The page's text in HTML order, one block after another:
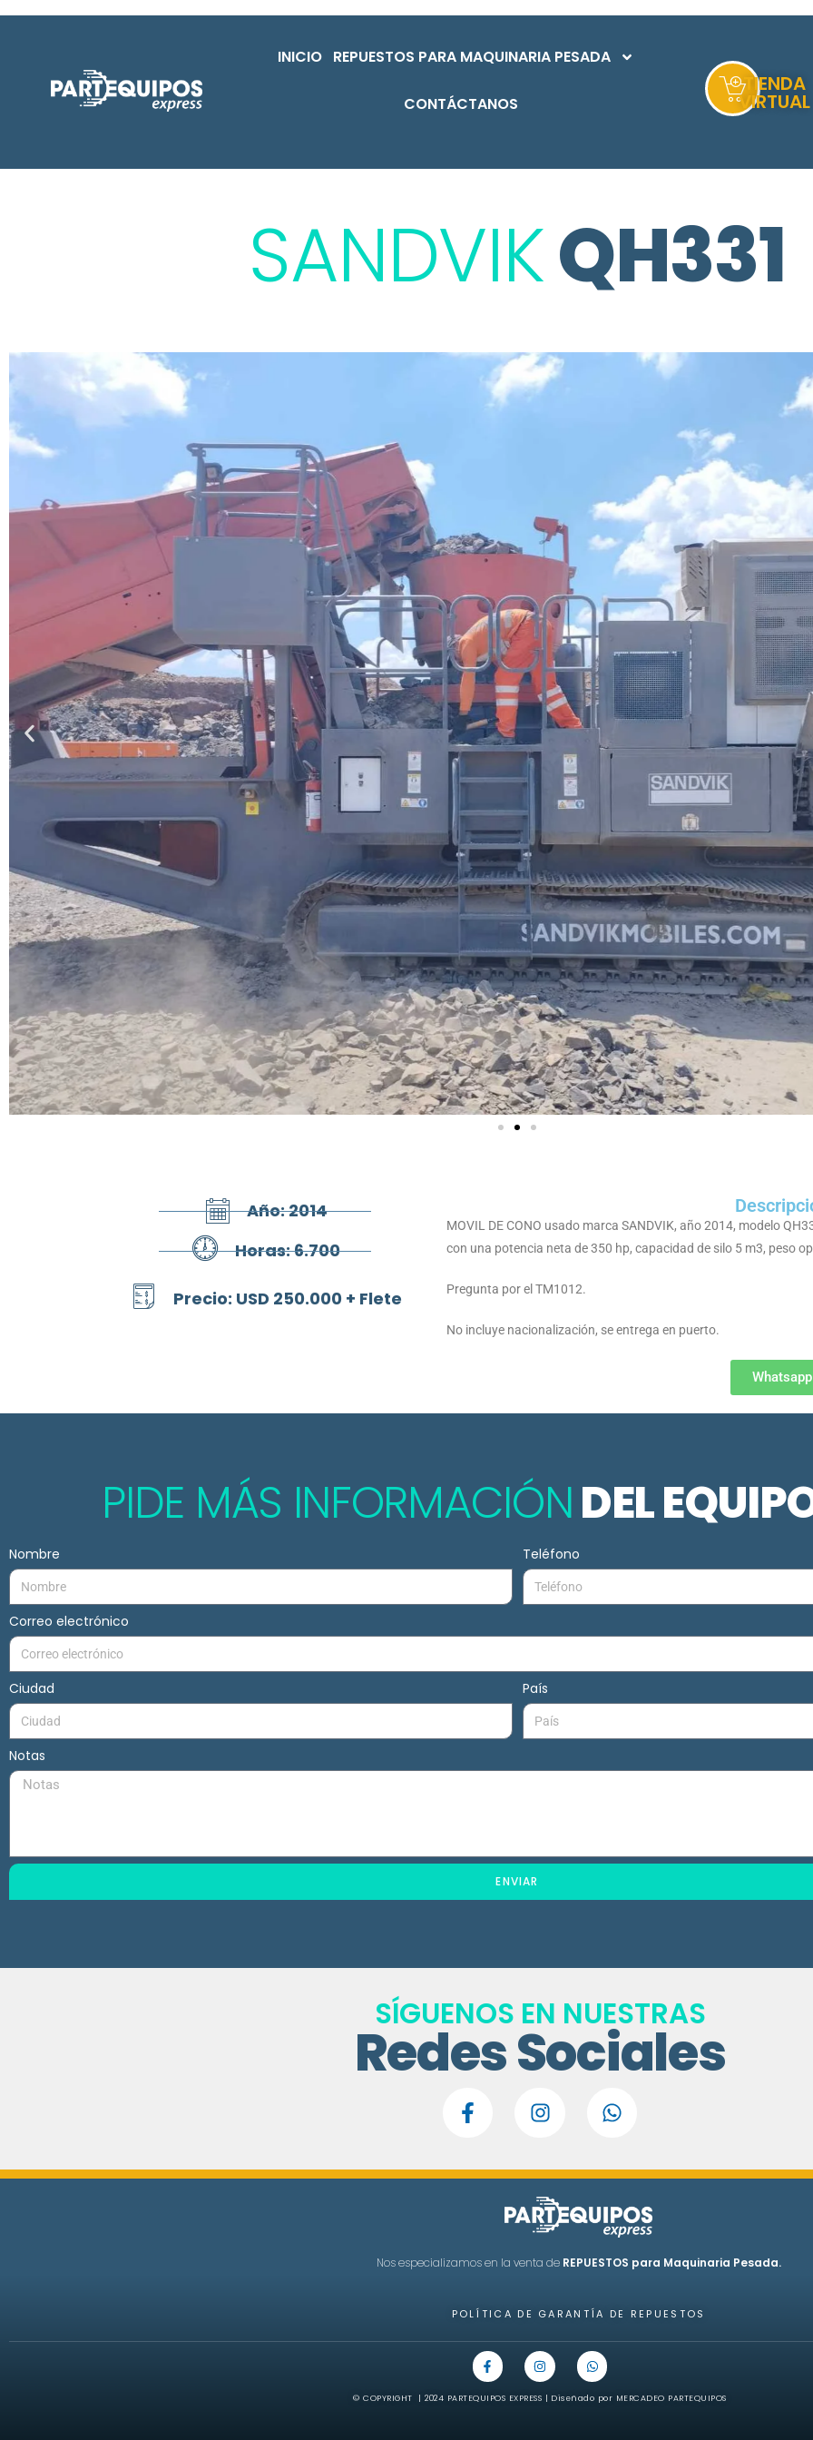
INICIO REPUESTOS PARA MAQUINARIA PESADA
CONTÁCTANOS
TIENDA
VIRTUAL
SANDVIKQH331
Año: 2014
Horas: 6.700
Precio: USD 250.000 + Flete
MOVIL DE CONO usado marca SANDVIK, año 2014, modelo
con una potencia neta de 350 hp, capacidad de silo 5 m3, peso
Pregunta por el TM1012.
No incluye nacionalización, se entrega en puerto.
Whatsapp
PIDE MÁS INFORMACIÓNDEL
Nombre Teléfono
Correo electrónico
Ciudad País
Notas
ENVIAR
SÍGUENOS EN NUESTRAS
Redes Sociales
Nos especializamos en la venta de REPUESTOS para Maquinaria Pesada.
POLÍTICA DE GARANTÍA DE REPUESTOS
© COPYRIGHT | 2024 PARTEQUIPOS EXPRESS | Diseñado por MERCADEO PARTEQUIPOS